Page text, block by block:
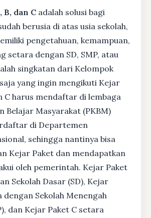
B, dan C adalah solusi bagi
berusia di atas usia sekolah,
pengetahuan, kemampuan,
setara dengan SD, SMP, atau
singkatan dari Kelompok
yang ingin mengikuti Kejar
C harus mendaftar di lembaga
Belajar Masyarakat (PKBM)
di Departemen
sehingga nantinya bisa
Kejar Paket dan mendapatkan
oleh pemerintah. Kejar Paket
Sekolah Dasar (SD), Kejar
dengan Sekolah Menengah
dan Kejar Paket C setara